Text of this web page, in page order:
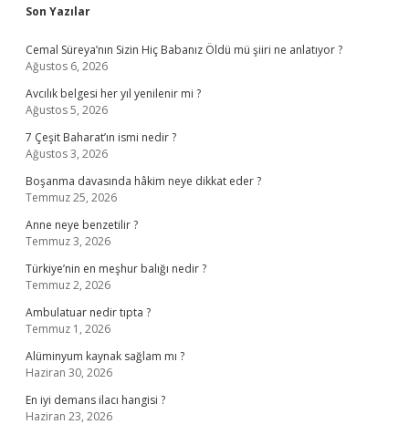
Sidebar
Son Yazılar
Cemal Süreya’nın Sizin Hiç Babanız Öldü mü şiiri ne anlatıyor ?
Ağustos 6, 2026
Avcılık belgesi her yıl yenilenir mi ?
Ağustos 5, 2026
7 Çeşit Baharat’ın ismi nedir ?
Ağustos 3, 2026
Boşanma davasında hâkim neye dikkat eder ?
Temmuz 25, 2026
Anne neye benzetilir ?
Temmuz 3, 2026
Türkiye’nin en meşhur balığı nedir ?
Temmuz 2, 2026
Ambulatuar nedir tıpta ?
Temmuz 1, 2026
Alüminyum kaynak sağlam mı ?
Haziran 30, 2026
En iyi demans ilacı hangisi ?
Haziran 23, 2026